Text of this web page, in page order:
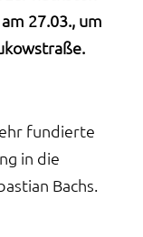
27.03., um
fundierte
in die
Bachs.